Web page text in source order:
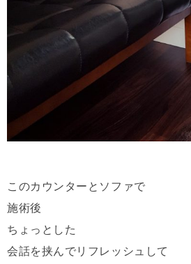
このカウンターとソファで
施術後
ちょっとした
会話を挟んでリフレッシュして